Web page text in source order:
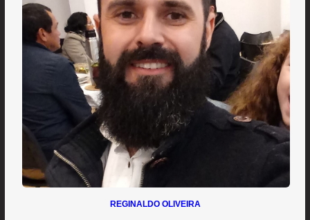
REGINALDO OLIVEIRA